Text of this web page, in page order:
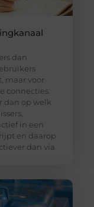
dan
maar voor
connecties.
dan op welk
in een
en daarop
dan via